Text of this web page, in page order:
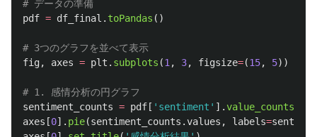
pdf = df_final . toPandas ()
fig, axes = plt . subplots (1 , 3, figsize=(15, 5))
sentiment_counts = pdf [ ' sentiment ' ].value_counts
axes [0]. pie(sentiment_counts .values , labels=